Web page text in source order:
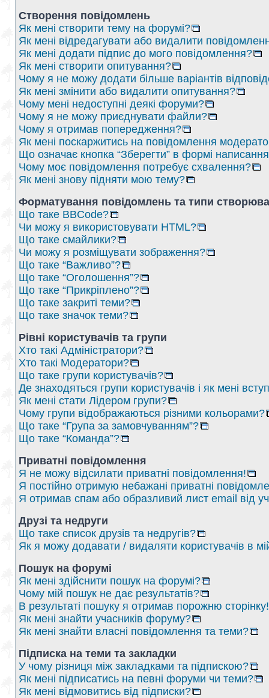
Створення повідомлень
Як мені створити тему на форумі?
Як мені відредагувати або видалити
Як мені додати підпис до мого повідомлення?
Як мені створити опитування?
Чому я не можу додати більше варіантів
Як мені змінити або видалити опитування?
Чому мені недоступні деякі форуми?
Чому я не можу приєднувати файли?
Чому я отримав попередження?
Як мені поскаржитись на повідомлення
Що означає кнопка “Зберегти” в формі
Чому моє повідомлення потребує схвалення?
Як мені знову підняти мою тему?
Форматування повідомлень та типи
Що таке BBCode?
Чи можу я використовувати HTML?
Що таке смайлики?
Чи можу я розміщувати зображення?
Що таке “Важливо”?
Що таке “Оголошення”?
Що таке “Прикріплено”?
Що таке закриті теми?
Що таке значок теми?
Рівні користувачів та групи
Хто такі Адміністратори?
Хто такі Модератори?
Що таке групи користувачів?
Де знаходяться групи користувачів і як мені
Як мені стати Лідером групи?
Чому групи відображаються різними кольорами?
Що таке “Група за замовчуванням”?
Що таке “Команда”?
Приватні повідомлення
Я не можу відсилати приватні повідомлення!
Я постійно отримую небажані приватні
Я отримав спам або образливий лист email від
Друзі та недруги
Що таке список друзів та недругів?
Як я можу додавати / видаляти користувачів в
Пошук на форумі
Як мені здійснити пошук на форумі?
Чому мій пошук не дає результатів?
В результаті пошуку я отримав порожню сторінку!
Як мені знайти учасників форуму?
Як мені знайти власні повідомлення та теми?
Підписка на теми та закладки
У чому різниця між закладками та підпискою?
Як мені підписатись на певні форуми чи теми?
Як мені відмовитись від підписки?